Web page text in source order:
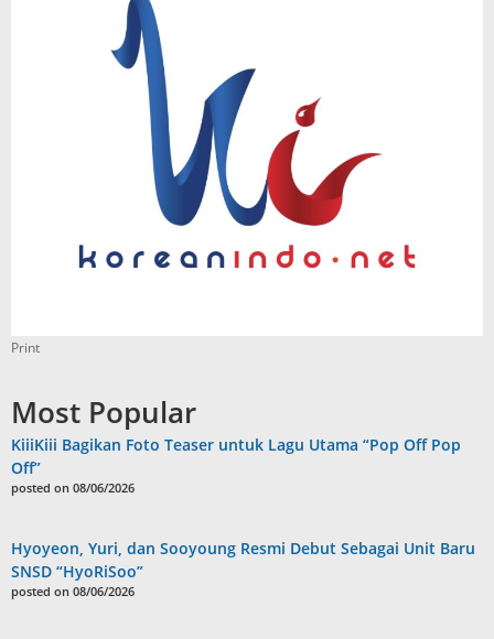
Print
Most Popular
KiiiKiii Bagikan Foto Teaser untuk Lagu Utama “Pop Off Pop
Off”
posted on 08/06/2026
Hyoyeon, Yuri, dan Sooyoung Resmi Debut Sebagai Unit Baru
SNSD “HyoRiSoo”
posted on 08/06/2026